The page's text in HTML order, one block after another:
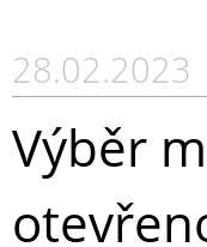
28.02.2023
Výběr